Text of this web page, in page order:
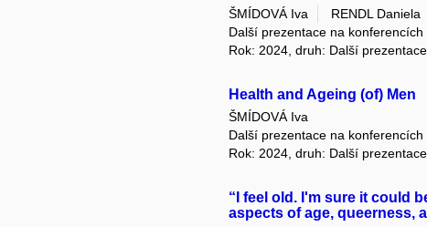
ŠMÍDOVÁ Iva RENDL Daniela
Další prezentace na konferencích
Rok: 2024, druh: Další
Health and Ageing (of) Men
ŠMÍDOVÁ Iva
Další prezentace na konferencích
Rok: 2024, druh: Další
“I feel old. I'm sure it could
aspects of age, queerness,